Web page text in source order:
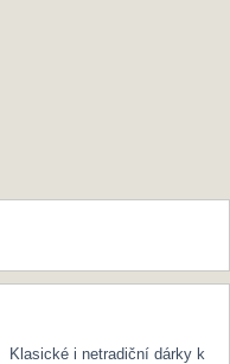
Klasické i netradiční dárky k